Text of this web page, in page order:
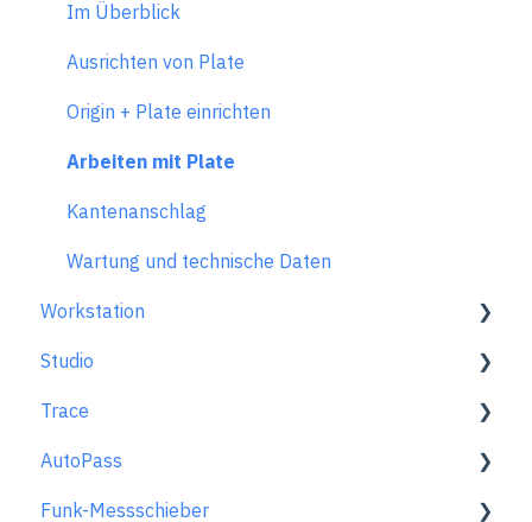
Gestalten-Modus
Extensions
Fräsen-Modus
Frästechniken und -grundsätze
Probleme beim Fräsen
Fehlermeldungen
Tipps und Tricks
FAQs zur Anwendung
FAQ zur Nutzung
Spindel FAQs
Rücksendungen & Reparaturen
Einstellungen während des Fräsens
Fehlerbehebung Benchpilot
Im Überblick
Ausrichten von Plate
Origin + Plate einrichten
Arbeiten mit Plate
Kantenanschlag
Wartung und technische Daten
Workstation
Generelle Informationen
Studio
So nutzt du Studio
Hauptmenü
Gestalten-Modus
Trace
Erste Schritte
Skizze Erfassen
AutoPass
Aktivierung
Funk-Messschieber